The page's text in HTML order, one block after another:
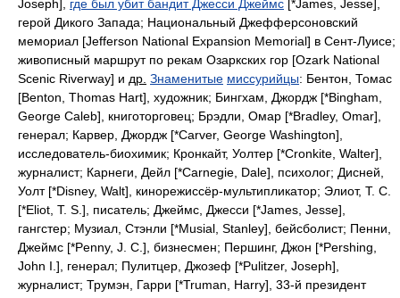
Joseph], где был убит бандит Джесси Джеймс [*James, Jesse],
герой Дикого Запада; Национальный Джефферсоновский
мемориал [Jefferson National Expansion Memorial] в Сент-Луисе;
живописный маршрут по рекам Озаркских гор [Ozark National
Scenic Riverway] и др. Знаменитые миссурийцы: Бентон, Томас
[Benton, Thomas Hart], художник; Бингхам, Джордж [*Bingham,
George Caleb], книготорговец; Брэдли, Омар [*Bradley, Omar],
генерал; Карвер, Джордж [*Carver, George Washington],
исследователь-биохимик; Кронкайт, Уолтер [*Cronkite, Walter],
журналист; Карнеги, Дейл [*Carnegie, Dale], психолог; Дисней,
Уолт[*Disney, Walt], кинорежиссёр-мультипликатор; Элиот, Т. С
[*Eliot, T. S.], писатель; Джеймс, Джесси [*James, Jesse],
гангстер; Музиал, Стэнли [*Musial, Stanley], бейсболист; Пенни,
Джеймс [*Penny, J. C.], бизнесмен; Першинг, Джон [*Pershing,
John I.], генерал; Пулитцер, Джозеф [*Pulitzer, Joseph],
журналист; Трумэн, Гарри [*Truman, Harry], 33-й президент